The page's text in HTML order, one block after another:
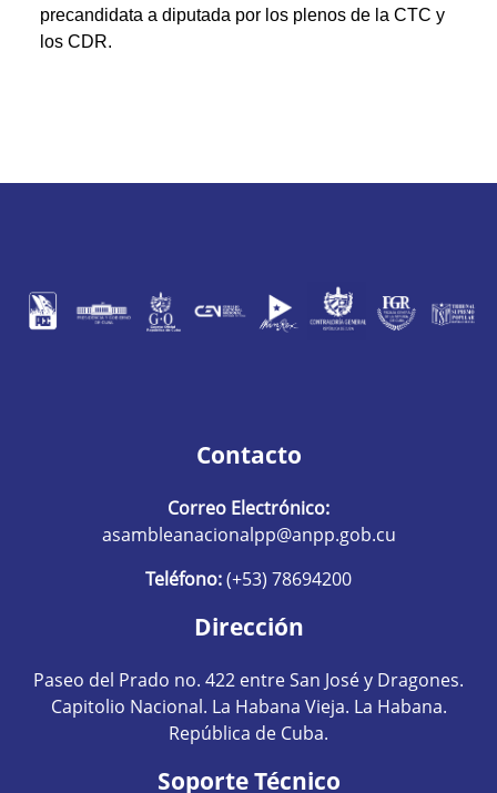
precandidata a diputada por los plenos de la CTC y
los CDR.
Contacto
Correo Electrónico:
asambleanacionalpp@anpp.gob.cu
Teléfono:(+53) 78694200
Dirección
Paseo del Prado no. 422 entre San José y Dragones.
Capitolio Nacional. La Habana Vieja. La Habana.
República de Cuba.
Soporte Técnico